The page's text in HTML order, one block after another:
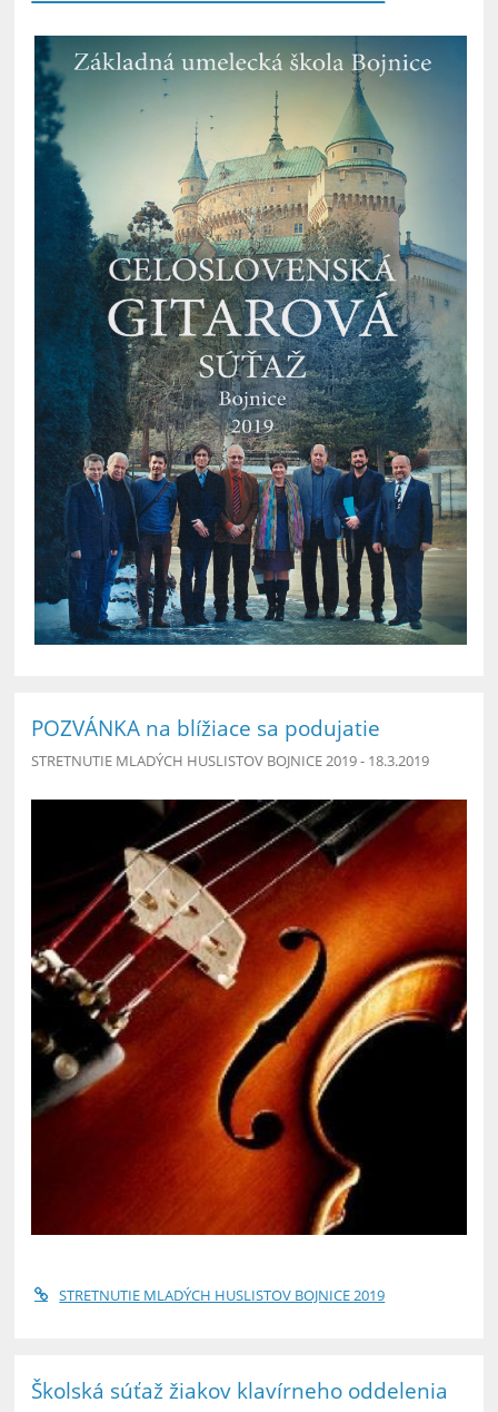
POZVÁNKA na blížiace sa podujatie
STRETNUTIE MLADÝCH HUSLISTOV BOJNICE 2019 - 18.3.2019
STRETNUTIE MLADÝCH HUSLISTOV BOJNICE 2019
Školská súťaž žiakov klavírneho oddelenia